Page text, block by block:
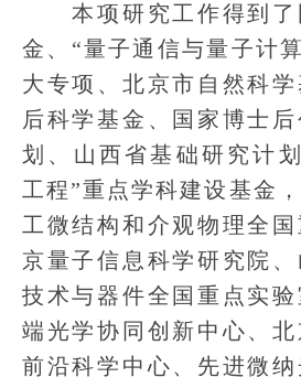
本项研究工作得到了
金、“量子通信与量子计
大专项、北京市自然科
后科学基金、国家博士
划、山西省基础研究计
工程”重点学科建设基金
工微结构和介观物理全
京量子信息科学研究院
技术与器件全国重点实
端光学协同创新中心、
前沿科学中心、先进微